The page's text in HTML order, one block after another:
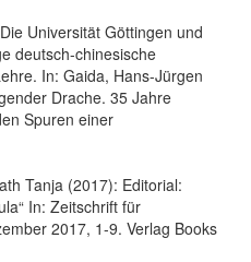
Universität Göttingen und
deutsch-chinesische
In: Gaida, Hans-Jürgen
Drache. 35 Jahre
Spuren einer
Tanja (2017): Editorial:
In: Zeitschrift für
2017, 1-9. Verlag Books